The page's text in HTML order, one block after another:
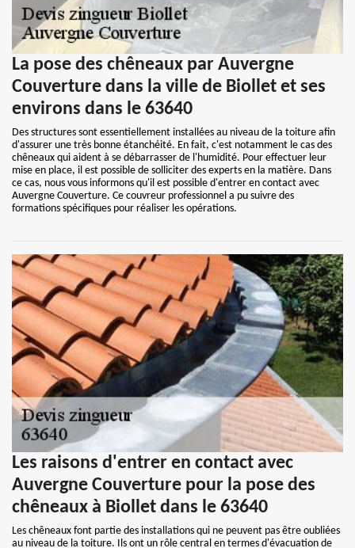
La pose des chêneaux par Auvergne
Couverture dans la ville de Biollet et ses
environs dans le 63640
Des structures sont essentiellement installées au niveau de la toiture afin
d'assurer une très bonne étanchéité. En fait, c'est notamment le cas des
chêneaux qui aident à se débarrasser de l'humidité. Pour effectuer leur
mise en place, il est possible de solliciter des experts en la matière. Dans
ce cas, nous vous informons qu'il est possible d'entrer en contact avec
Auvergne Couverture. Ce couvreur professionnel a pu suivre des
formations spécifiques pour réaliser les opérations.
Les raisons d'entrer en contact avec
Auvergne Couverture pour la pose des
chêneaux à Biollet dans le 63640
Les chêneaux font partie des installations qui ne peuvent pas être oubliées
au niveau de la toiture. Ils ont un rôle central en termes d'évacuation de